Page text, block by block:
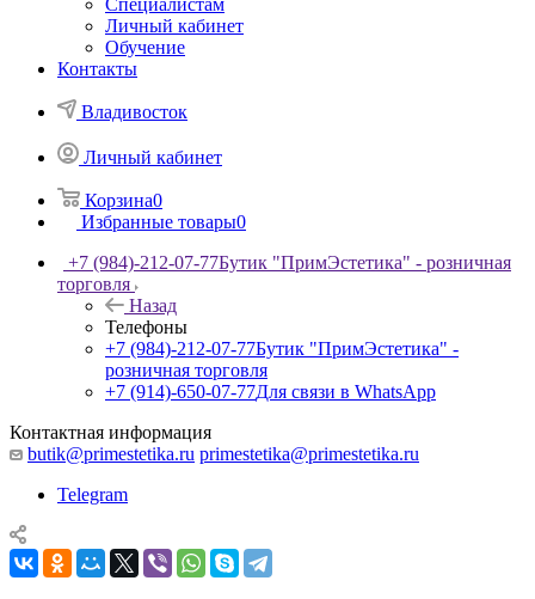
Специалистам
Личный кабинет
Обучение
Контакты
Владивосток
Личный кабинет
Корзина0
Избранные товары0
+7 (984)-212-07-77Бутик "ПримЭстетика" - розничная
торговля
Назад
Телефоны
+7 (984)-212-07-77Бутик "ПримЭстетика" -
розничная торговля
+7 (914)-650-07-77Для связи в WhatsApp
Контактная информация
butik@primestetika.ru primestetika@primestetika.ru
Telegram